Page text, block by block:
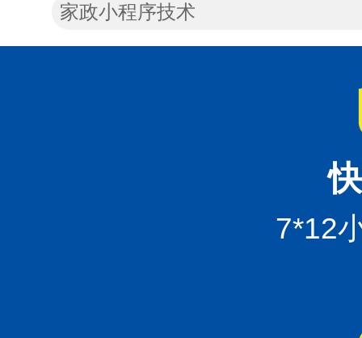
家政小程序技术
7*12